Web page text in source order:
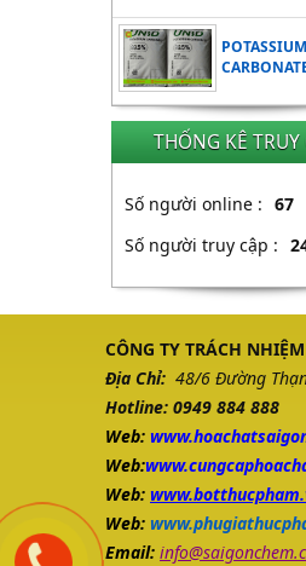
POTASSIUM
THỐNG KÊ TRUY
Số người online : 67
Số người truy cập :
CÔNG TY TRÁCH
Địa Chỉ: 48/6 Đường
Hotline: 0949 884 888
Web: www.
Web:
Web:
Web:
Email: